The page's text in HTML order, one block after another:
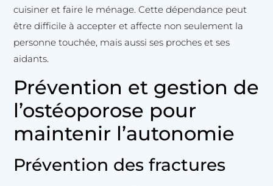
cuisiner et faire le ménage. Cette dépendance peut
être difficile à accepter et affecte non seulement la
personne touchée, mais aussi ses proches et ses
aidants.
Prévention et gestion de
l’ostéoporose pour
maintenir l’autonomie
Prévention des fractures